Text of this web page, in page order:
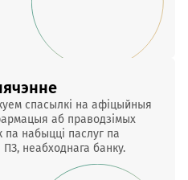
спасылкі на афіцыйныя
аб праводзімых
па набыцці паслуг па
неабходнага банку.